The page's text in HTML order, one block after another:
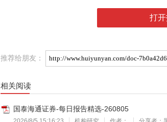
打
推荐给朋友：
相关阅读
国泰海通证券-每日报告精选-260805